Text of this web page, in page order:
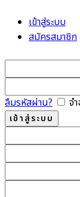
เข้าสู่ระบบ
สมัครสมาชิก
ลืมรหัสผ่าน?
จ